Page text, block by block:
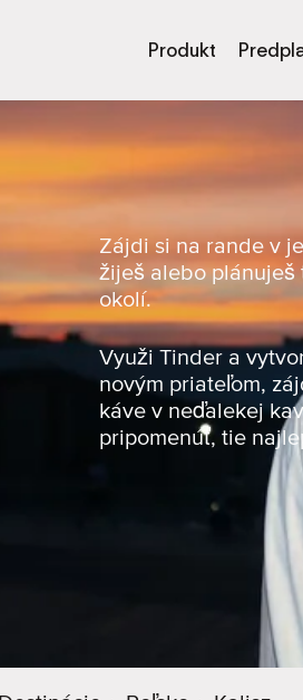
Produkt
Zájdi si na rande v
žiješ alebo plánuješ
okolí.
Využi Tinder a
novým priateľom,
káve v neďalekej
pripomenúť, tie